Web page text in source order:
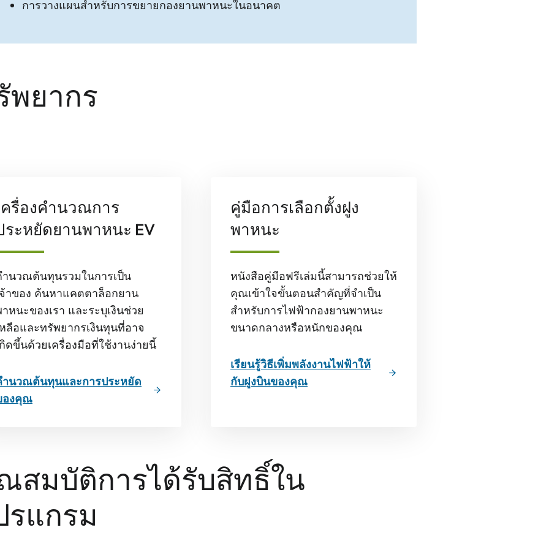
การวางแผนสําหรับการขยายกองยานพาหนะในอนาคต
พยากร
ครื่องคํานวณการ
ระหยัดยานพาหนะ EV
นวณต้นทุนรวมในการเป็น
าของ ค้นหาแคตตาล็อกยาน
หนะของเรา และระบุเงินช่วย
ลือและทรัพยากรเงินทุนที่อาจ
ดขึ้นด้วยเครื่องมือที่ใช้งานง่ายนี้
นวณต้นทุนและการประหยัด
องคุณ
คู่มือการเลือกตั้งฝูง
พาหนะ
หนังสือคู่มือฟรีเล่มนี้สามารถช่วยให้
คุณเข้าใจขั้นตอนสําคัญที่จําเป็น
สําหรับการไฟฟ้ากองยานพาหนะ
ขนาดกลางหรือหนักของคุณ
เรียนรู้วิธีเพิ่มพลังงานไฟฟ้าให้
กับฝูงบินของคุณ
สมบัติการได้รับสิทธิ์ใน
รแกรม